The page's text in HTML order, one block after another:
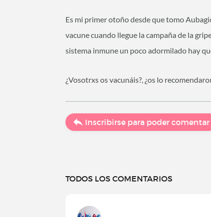
Es mi primer otoño desde que tomo
vacune cuando llegue la campaña de la
sistema inmune un poco adormilado hay
¿Vosotrxs os vacunáis?, ¿os lo
Inscribirse para poder comentar
TODOS LOS COMENTARIOS